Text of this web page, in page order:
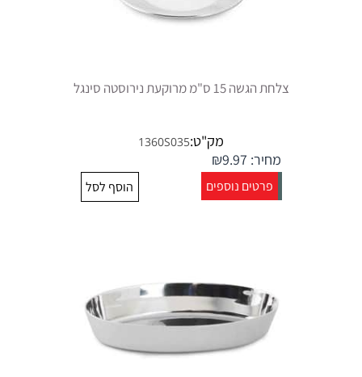
צלחת הגשה 15 ס"מ מרוקעת נירוסטה סינגל
מק"ט:1360S035
מחיר: ₪9.97
פרטים נוספים הוסף לסל